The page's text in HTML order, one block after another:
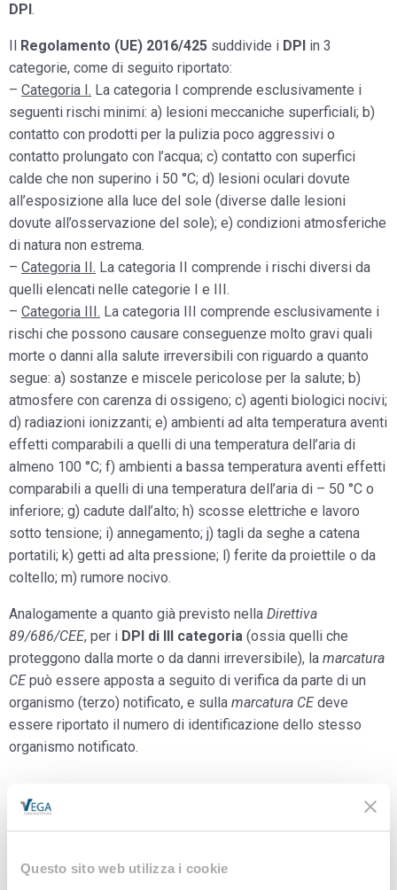
Questo sito web utilizza i cookie
DPI.
Il Regolamento (UE) 2016/425 suddivide i DPI in 3
categorie, come di seguito riportato:
– Categoria I. La categoria I comprende esclusivamente i
seguenti rischi minimi: a) lesioni meccaniche superficiali; b)
contatto con prodotti per la pulizia poco aggressivi o
contatto prolungato con l’acqua; c) contatto con superfici
calde che non superino i 50 °C; d) lesioni oculari dovute
all’esposizione alla luce del sole (diverse dalle lesioni
dovute all’osservazione del sole); e) condizioni atmosferiche
di natura non estrema.
– Categoria II. La categoria II comprende i rischi diversi da
quelli elencati nelle categorie I e III.
– Categoria III. La categoria III comprende esclusivamente i
rischi che possono causare conseguenze molto gravi quali
morte o danni alla salute irreversibili con riguardo a quanto
segue: a) sostanze e miscele pericolose per la salute; b)
atmosfere con carenza di ossigeno; c) agenti biologici nocivi;
d) radiazioni ionizzanti; e) ambienti ad alta temperatura aventi
effetti comparabili a quelli di una temperatura dell’aria di
almeno 100 °C; f) ambienti a bassa temperatura aventi effetti
comparabili a quelli di una temperatura dell’aria di – 50 °C o
inferiore; g) cadute dall’alto; h) scosse elettriche e lavoro
sotto tensione; i) annegamento; j) tagli da seghe a catena
portatili; k) getti ad alta pressione; l) ferite da proiettile o da
coltello; m) rumore nocivo.
Analogamente a quanto già previsto nella Direttiva
89/686/CEE, per i DPI di III categoria (ossia quelli che
proteggono dalla morte o da danni irreversibile), la marcatura
CEpuò essere apposta a seguito di verifica da parte di un
organismo (terzo) notificato, e sulla marcatura CEdeve
essere riportato il numero di identificazione dello stesso
organismo notificato.
Documenti correlati
UE-2016-425-